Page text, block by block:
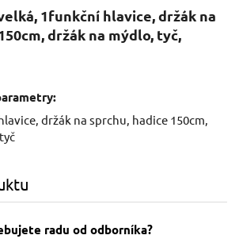
1funkční hlavice, držák na
držák na mýdlo, tyč,
držák na sprchu, hadice 150cm,
radu od odborníka?